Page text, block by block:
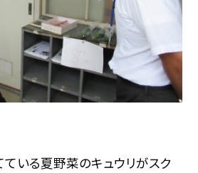
いる夏野菜のキュウリがスク